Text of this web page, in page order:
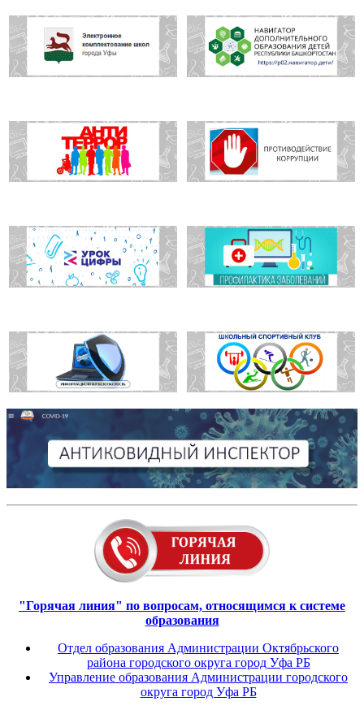
"Горячая линия" по вопросам, относящимся к системе
образования
Отдел образования Администрации Октябрьского
района городского округа город Уфа РБ
Управление образования Администрации городского
округа город Уфа РБ